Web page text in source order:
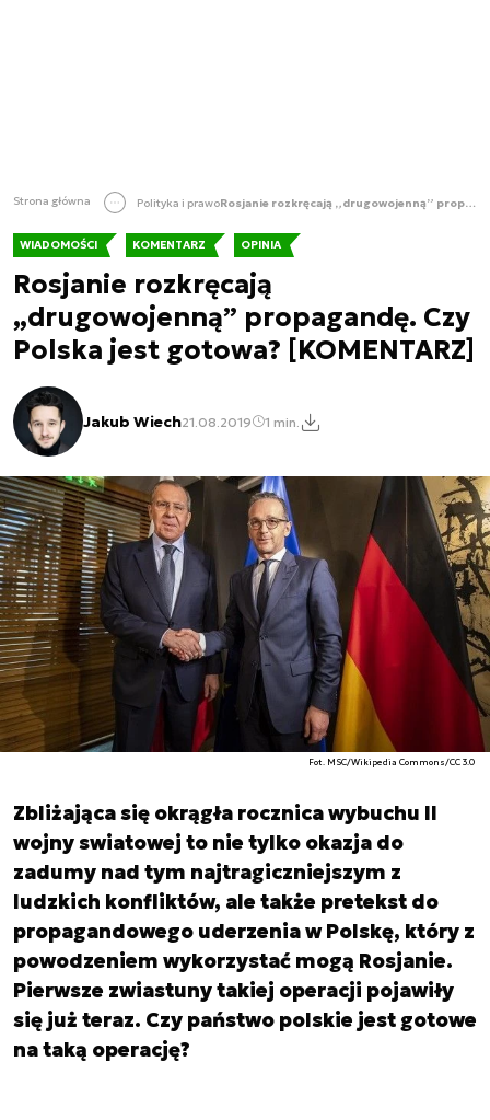
Strona główna Polityka i prawo Rosjanie rozkręcają „drugowojenną” propagandę. Czy Polska jest gotowa? [KOMENTARZ]
WIADOMOŚCI KOMENTARZ OPINIA
Rosjanie rozkręcają
„drugowojenną” propagandę. Czy
Polska jest gotowa? [KOMENTARZ]
Jakub Wiech21.08.2019 1 min.
Fot. MSC/Wikipedia Commons/CC 3.0
Zbliżająca się okrągła rocznica wybuchu II
wojny swiatowej to nie tylko okazja do
zadumy nad tym najtragiczniejszym z
ludzkich konfliktów, ale także pretekst do
propagandowego uderzenia w Polskę, który z
powodzeniem wykorzystać mogą Rosjanie.
Pierwsze zwiastuny takiej operacji pojawiły
się już teraz. Czy państwo polskie jest gotowe
na taką operację?